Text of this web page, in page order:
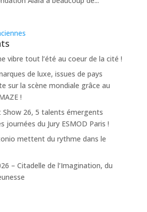
vibre tout l’été au coeur de la cité !
de luxe, issues de pays
sur la scène mondiale grâce au
!
Show 26, 5 talents émergents
journées du Jury ESMOD Paris !
mettent du rythme dans le
– Citadelle de l’Imagination, du